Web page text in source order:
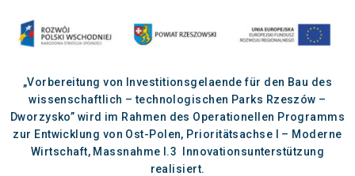
„Vorbereitung von Investitionsgelaende für den Bau des
wissenschaftlich – technologischen Parks Rzeszów –
Dworzysko” wird im Rahmen des Operationellen Programms
zur Entwicklung von Ost-Polen, Prioritätsachse I – Moderne
Wirtschaft, Massnahme I.3 Innovationsunterstützung
realisiert.